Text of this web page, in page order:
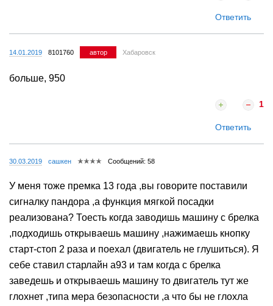
Ответить
14.01.2019 8101760 автор Хабаровск
больше, 950
1
Ответить
30.03.2019 сашкен Сообщений: 58
У меня тоже премка 13 года ,вы говорите поставили
сигналку пандора ,а функция мягкой посадки
реализована? Тоесть когда заводишь машину с брелка
,подходишь открываешь машину ,нажимаешь кнопку
старт-стоп 2 раза и поехал (двигатель не глушиться). Я
себе ставил старлайн а93 и там когда с брелка
заведешь и открываешь машину то двигатель тут же
глохнет ,типа мера безопасности ,а что бы не глохла